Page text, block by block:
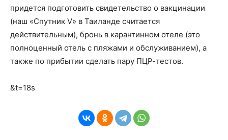
придется подготовить свидетельство о вакцинации
(наш «Спутник V» в Таиланде считается
действительным), бронь в карантинном отеле (это
полноценный отель с пляжами и обслуживанием), а
также по прибытии сделать пару ПЦР-тестов.
&t=18s